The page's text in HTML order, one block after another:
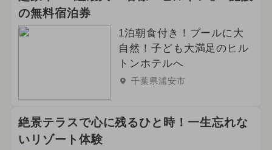
の無料宿泊券
1泊朝食付き！プールに大
自然！子ども大満足のヒル
トンホテルへ
千葉県浦安市
絶景テラスで心に残るひと時！一生忘れな
いリゾート体験